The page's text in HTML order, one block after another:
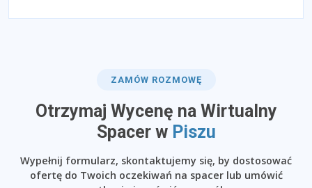
ZAMÓW ROZMOWĘ
Otrzymaj Wycenę na Wirtualny
Spacer w Piszu
Wypełnij formularz, skontaktujemy się, by dostosować
ofertę do Twoich oczekiwań na spacer lub umówić